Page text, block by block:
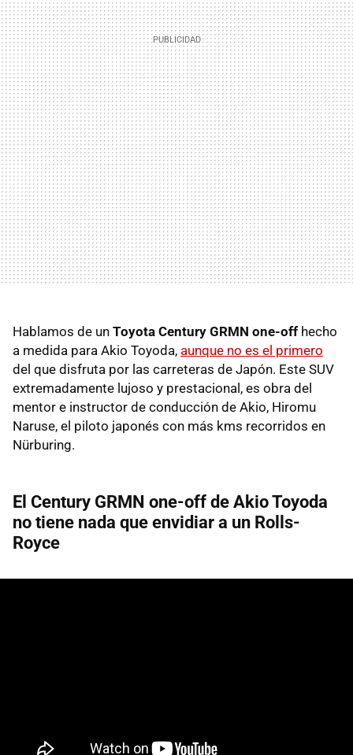
Hablamos de un Toyota Century GRMN one-off hecho
a medida para Akio Toyoda, aunque no es el primero
del que disfruta por las carreteras de Japón. Este SUV
extremadamente lujoso y prestacional, es obra del
mentor e instructor de conducción de Akio, Hiromu
Naruse, el piloto japonés con más kms recorridos en
Nürburing.
El Century GRMN one-off de Akio Toyoda
no tiene nada que envidiar a un Rolls-
Royce